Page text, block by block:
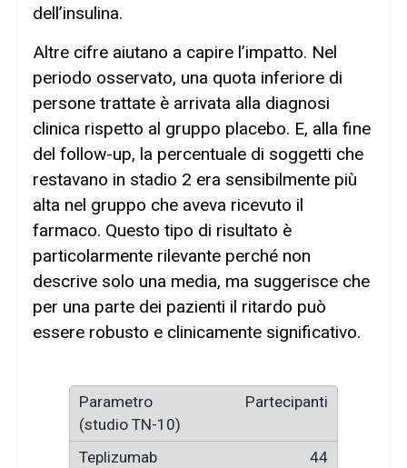
dell’insulina.
Altre cifre aiutano a capire l’impatto. Nel
periodo osservato, una quota inferiore di
persone trattate è arrivata alla diagnosi
clinica rispetto al gruppo placebo. E, alla fine
del follow-up, la percentuale di soggetti che
restavano in stadio 2 era sensibilmente più
alta nel gruppo che aveva ricevuto il
farmaco. Questo tipo di risultato è
particolarmente rilevante perché non
descrive solo una media, ma suggerisce che
per una parte dei pazienti il ritardo può
essere robusto e clinicamente significativo.
Partecipanti
44